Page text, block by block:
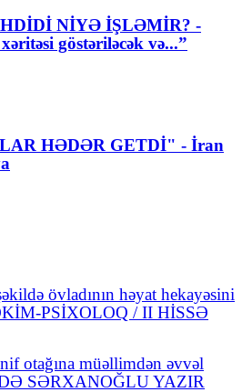
NİYƏ İŞLƏMİR? -
göstəriləcək və...”
HƏDƏR GETDİ" - İran
övladının həyat hekayəsini
PSİXOLOQ / II HİSSƏ
otağına müəllimdən əvvəl
SƏRXANOĞLU YAZIR